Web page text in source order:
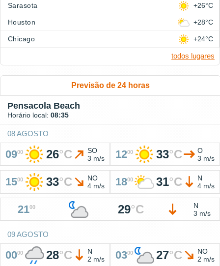
Sarasota +26°C
Houston +28°C
Chicago +24°C
todos lugares
Previsão de 24 horas
Pensacola Beach
Horário local: 08:35
08 AGOSTO
0900 26°C
SO
3 m/s
1200 33°C
O
3 m/s
1500 33°C
NO
4 m/s
1800 31°C
N
4 m/s
2100 29°C
N
3 m/s
09 AGOSTO
0000 28°C
N
2 m/s
0300 27°C
NO
2 m/s